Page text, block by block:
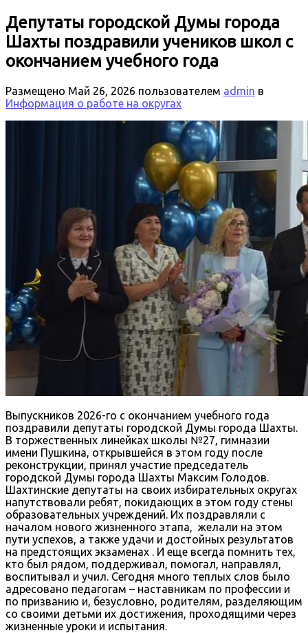
Депутаты городской Думы города
Шахты поздравили учеников школ с
окончанием учебного года
Размещено Май 26, 2026 пользователем admin в
Информация о работе на округах
Выпускников 2026-го с окончанием учебного года
поздравили депутаты городской Думы города Шахты.
В торжественных линейках школы №27, гимназии
имени Пушкина, открывшейся в этом году после
реконструкции, принял участие председатель
городской Думы города Шахты Максим Голодов.
Шахтинские депутаты на своих избирательных округах
напутствовали ребят, покидающих в этом году стены
образовательных учреждений. Их поздравляли с
началом нового жизненного этапа, желали на этом
пути успехов, а также удачи и достойных результатов
на предстоящих экзаменах . И еще всегда помнить тех,
кто был рядом, поддерживал, помогал, направлял,
воспитывал и учил. Сегодня много теплых слов было
адресовано педагогам – наставникам по профессии и
по призванию и, безусловно, родителям, разделяющим
со своими детьми их достижения, проходящими через
жизненные уроки и испытания.